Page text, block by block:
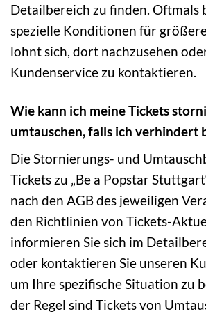
Detailbereich zu finden. Oftmals
spezielle Konditionen für
lohnt sich, dort nachzusehen
Kundenservice zu kontaktieren.
Wie kann ich meine Tickets
umtauschen, falls ich verhindert
Die Stornierungs- und
Tickets zu „Be a Popstar
nach den AGB des jeweiligen
den Richtlinien von Tickets-
informieren Sie sich im
oder kontaktieren Sie unseren
um Ihre spezifische Situation zu
der Regel sind Tickets von